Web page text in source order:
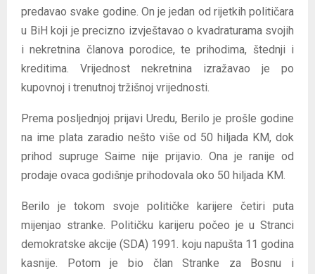
predavao svake godine. On je jedan od rijetkih političara
u BiH koji je precizno izvještavao o kvadraturama svojih
i nekretnina članova porodice, te prihodima, štednji i
kreditima. Vrijednost nekretnina izražavao je po
kupovnoj i trenutnoj tržišnoj vrijednosti.
Prema posljednjoj prijavi Uredu, Berilo je prošle godine
na ime plata zaradio nešto više od 50 hiljada KM, dok
prihod supruge Saime nije prijavio. Ona je ranije od
prodaje ovaca godišnje prihodovala oko 50 hiljada KM.
Berilo je tokom svoje političke karijere četiri puta
mijenjao stranke. Političku karijeru počeo je u Stranci
demokratske akcije (SDA) 1991. koju napušta 11 godina
kasnije. Potom je bio član Stranke za Bosnu i